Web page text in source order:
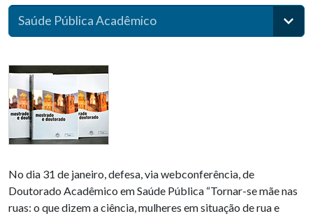
Saúde Pública Acadêmico
No dia 31 de janeiro, defesa, via webconferência, de
Doutorado Acadêmico em Saúde Pública “Tornar-se mãe nas
ruas: o que dizem a ciência, mulheres em situação de rua e